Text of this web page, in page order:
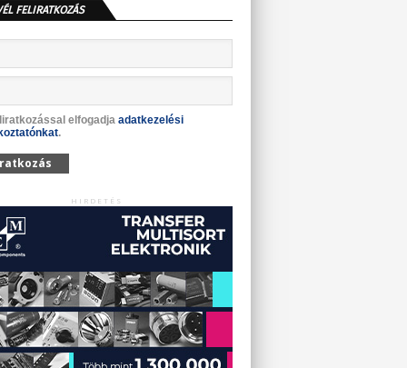
FELIRATKOZÁS
elfogadja adatkezelési
.
HIRDETÉS